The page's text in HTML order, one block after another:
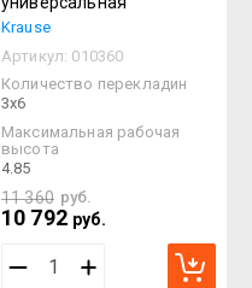
Krause
Артикул: 010360
Количество перекладин
3х6
Максимальная рабочая
высота
4.85
11 360 руб.
10 792 руб.